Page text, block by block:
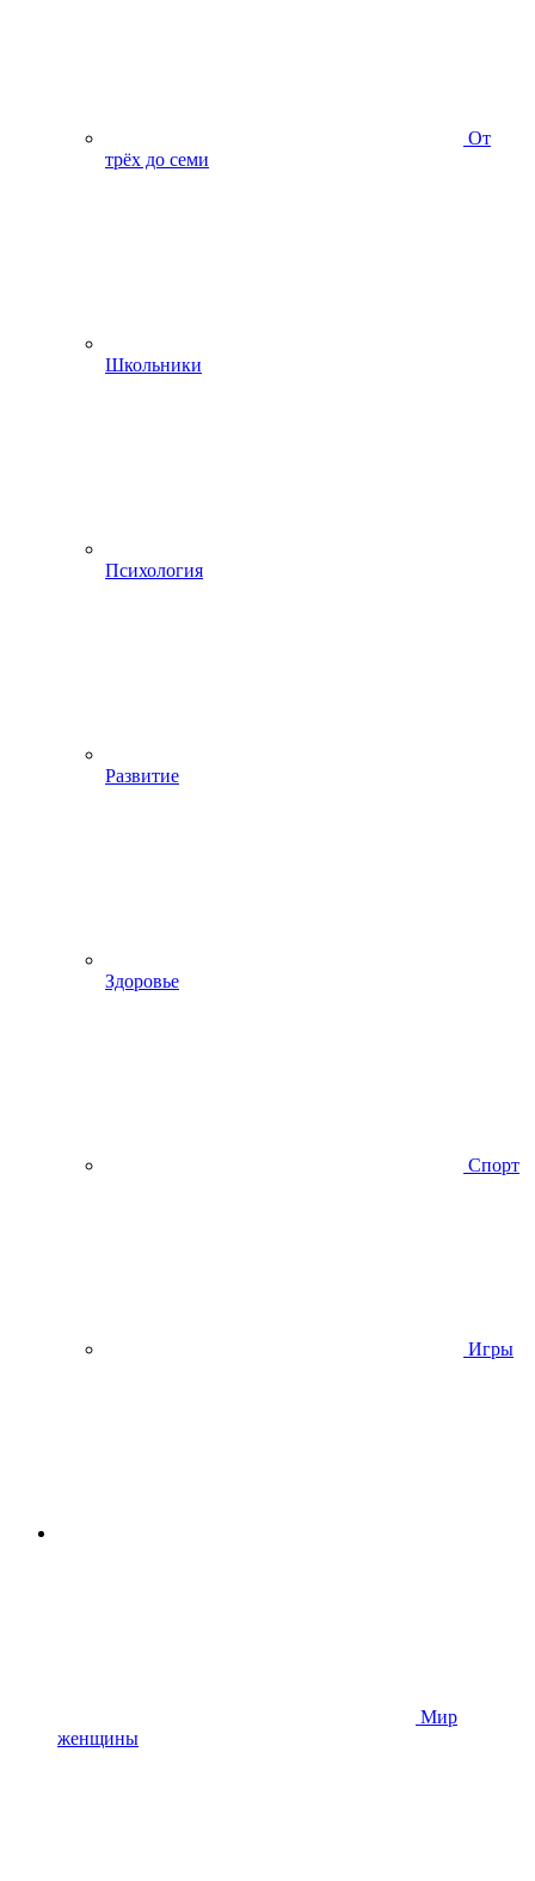
От
трёх до семи
Школьники
Психология
Развитие
Здоровье
Спорт
Игры
Мир
женщины